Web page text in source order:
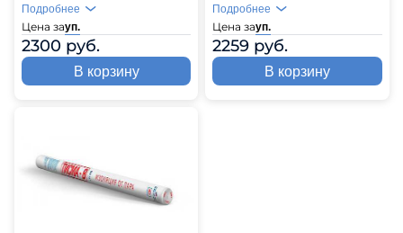
Цена зауп.
2300 руб.
Подробнее
В корзину
Цена зауп.
2259 руб.
Подробнее
В корзину